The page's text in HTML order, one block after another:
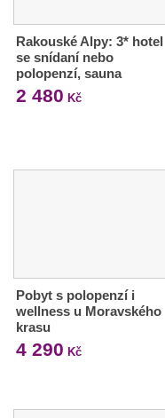
Rakouské Alpy: 3* hotel
se snídaní nebo
polopenzí, sauna
2 480 Kč
Pobyt s polopenzí i
wellness u Moravského
krasu
4 290 Kč